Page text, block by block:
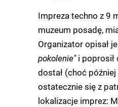
Impreza techno z 9
muzeum posadę,
Organizator opisał
pokolenie"i poprosił
dostał (choć
ostatecznie się z
lokalizacje imprez: